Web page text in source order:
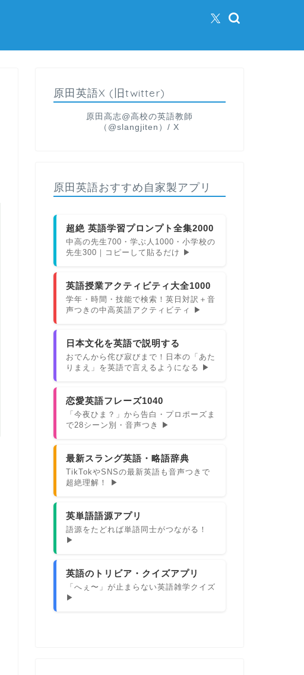
原田英語X (旧twitter)
原田高志@高校の英語教師
（@slangjiten）/ X
原田英語おすすめ自家製アプリ
超絶 英語学習プロンプト全集2000
中高の先生700・学ぶ人1000・小学校の
先生300｜コピーして貼るだけ ▶
英語授業アクティビティ大全1000
学年・時間・技能で検索！英日対訳＋音
声つきの中高英語アクティビティ ▶
日本文化を英語で説明する
おでんから侘び寂びまで！日本の「あた
りまえ」を英語で言えるようになる ▶
恋愛英語フレーズ1040
「今夜ひま？」から告白・プロポーズま
で28シーン別・音声つき ▶
最新スラング英語・略語辞典
TikTokやSNSの最新英語も音声つきで
超絶理解！ ▶
英単語語源アプリ
語源をたどれば単語同士がつながる！
▶
英語のトリビア・クイズアプリ
「へぇ〜」が止まらない英語雑学クイズ
▶